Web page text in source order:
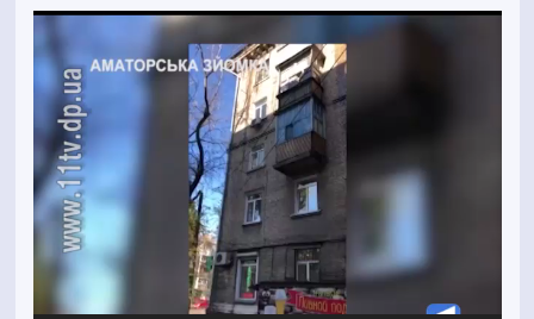
Відеопрогравач